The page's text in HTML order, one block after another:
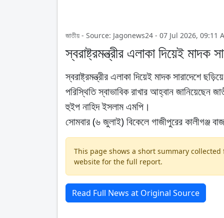
জাতীয় - Source: Jagonews24 - 07 Jul 2026, 09:11
স্বরাষ্ট্রমন্ত্রীর এলাকা দিয়েই মাদক
স্বরাষ্ট্রমন্ত্রীর এলাকা দিয়েই মাদক সারাদেশে
পরিস্থিতি স্বাভাবিক রাখার আহ্বান জানিয়েছেন
হুইপ নাহিদ ইসলাম এমপি।
সোমবার (৬ জুলাই) বিকেলে গাজীপুরের কালীগঞ্জ
This page shows a short summary
website for the full report.
Read Full News at Original Source